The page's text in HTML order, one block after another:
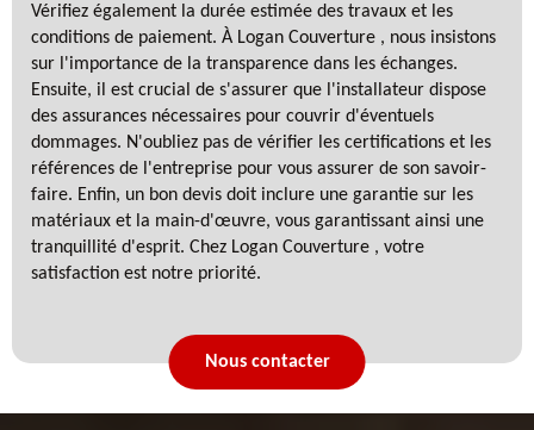
Vérifiez également la durée estimée des travaux et les
conditions de paiement. À Logan Couverture , nous insistons
sur l'importance de la transparence dans les échanges.
Ensuite, il est crucial de s'assurer que l'installateur dispose
des assurances nécessaires pour couvrir d'éventuels
dommages. N'oubliez pas de vérifier les certifications et les
références de l'entreprise pour vous assurer de son savoir-
faire. Enfin, un bon devis doit inclure une garantie sur les
matériaux et la main-d'œuvre, vous garantissant ainsi une
tranquillité d'esprit. Chez Logan Couverture , votre
satisfaction est notre priorité.
Nous contacter